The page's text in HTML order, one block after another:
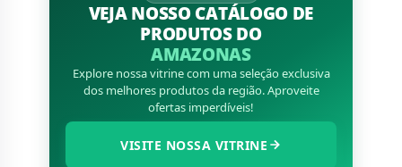
VEJA NOSSO CATÁLOGO DE
PRODUTOS DO
AMAZONAS
Explore nossa vitrine com uma seleção exclusiva
dos melhores produtos da região. Aproveite
ofertas imperdíveis!
VISITE NOSSA VITRINE